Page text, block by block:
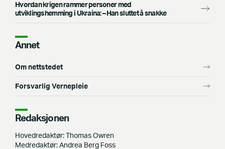
Hvordan krigen rammer personer med
utviklingshemming i Ukraina: –⁠ Han sluttet å snakke
Annet
Om nettstedet
Forsvarlig Vernepleie
Redaksjonen
Hovedredaktør: Thomas Owren
Medredaktør: Andrea Berg Foss